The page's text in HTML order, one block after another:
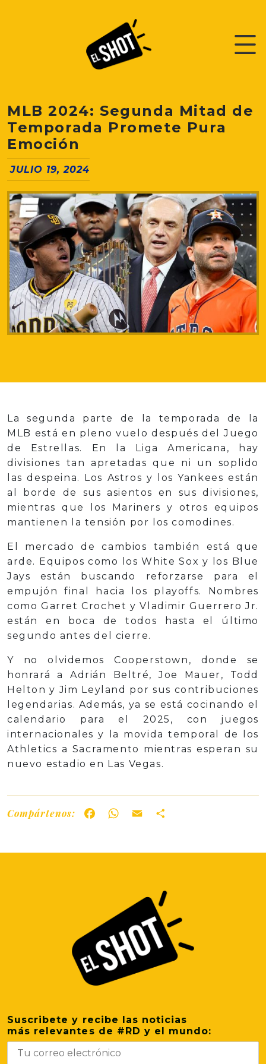
MLB 2024: Segunda Mitad de
Temporada Promete Pura
Emoción
JULIO 19, 2024
La segunda parte de la temporada de la
MLB está en pleno vuelo después del Juego
de Estrellas. En la Liga Americana, hay
divisiones tan apretadas que ni un soplido
las despeina. Los Astros y los Yankees están
al borde de sus asientos en sus divisiones,
mientras que los Mariners y otros equipos
mantienen la tensión por los comodines.
El mercado de cambios también está que
arde. Equipos como los White Sox y los Blue
Jays están buscando reforzarse para el
empujón final hacia los playoffs. Nombres
como Garret Crochet y Vladimir Guerrero Jr.
están en boca de todos hasta el último
segundo antes del cierre.
Y no olvidemos Cooperstown, donde se
honrará a Adrián Beltré, Joe Mauer, Todd
Helton y Jim Leyland por sus contribuciones
legendarias. Además, ya se está cocinando el
calendario para el 2025, con juegos
internacionales y la movida temporal de los
Athletics a Sacramento mientras esperan su
nuevo estadio en Las Vegas.
Compártenos: FacebookWhatsApp
Email
Suscribete y recibe las noticias
más relevantes de #RD y el mundo: